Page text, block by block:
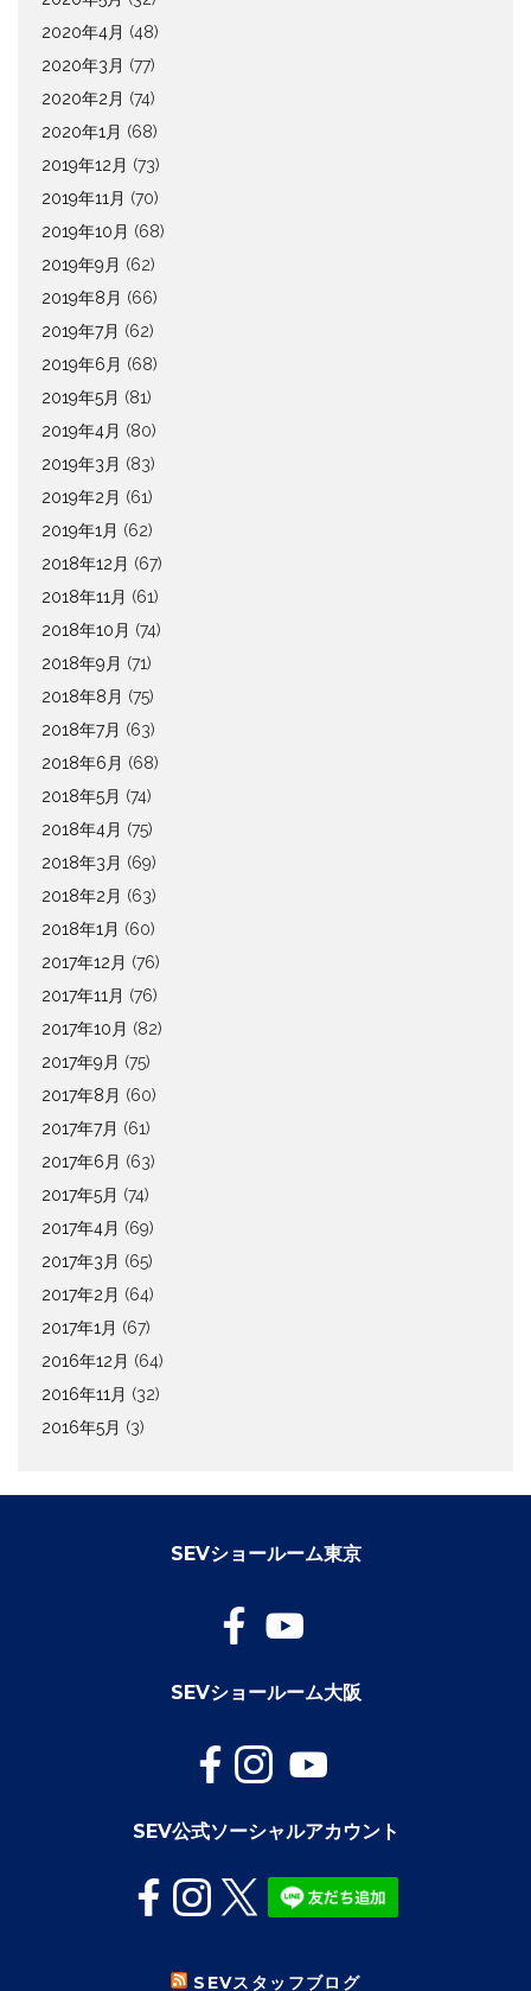
2020年4月 (48)
2020年3月 (77)
2020年2月 (74)
2020年1月 (68)
2019年12月 (73)
2019年11月 (70)
2019年10月 (68)
2019年9月 (62)
2019年8月 (66)
2019年7月 (62)
2019年6月 (68)
2019年5月 (81)
2019年4月 (80)
2019年3月 (83)
2019年2月 (61)
2019年1月 (62)
2018年12月 (67)
2018年11月 (61)
2018年10月 (74)
2018年9月 (71)
2018年8月 (75)
2018年7月 (63)
2018年6月 (68)
2018年5月 (74)
2018年4月 (75)
2018年3月 (69)
2018年2月 (63)
2018年1月 (60)
2017年12月 (76)
2017年11月 (76)
2017年10月 (82)
2017年9月 (75)
2017年8月 (60)
2017年7月 (61)
2017年6月 (63)
2017年5月 (74)
2017年4月 (69)
2017年3月 (65)
2017年2月 (64)
2017年1月 (67)
2016年12月 (64)
2016年11月 (32)
2016年5月 (3)
SEVショールーム東京
SEVショールーム大阪
SEV公式ソーシャルアカウント
SEVスタッフブログ